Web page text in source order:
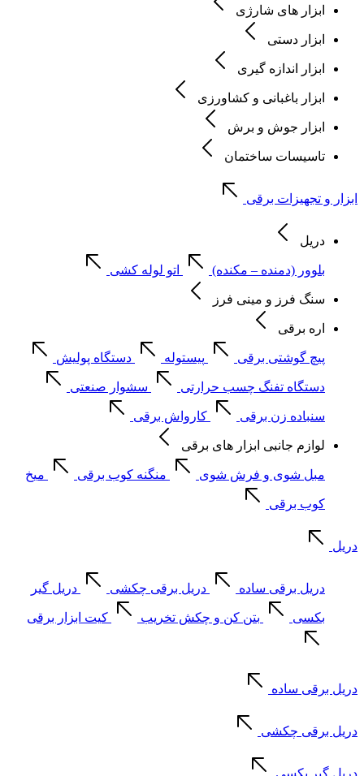
ابزار های شارژی
ابزار دستی
ابزار اندازه گیری
ابزار باغبانی و کشاورزی
ابزار جوش و برش
تاسیسات ساختمان
ابزار و تجهیزات برقی
دریل
بلوور (دمنده – مکنده) اتو لوله کشی
سنگ فرز و مینی فرز
اره برقی
پیچ گوشتی برقی پیستوله دستگاه پولیش
دستگاه تفنگ چسب حرارتی سشوار صنعتی
سنباده زن برقی کارواش برقی
لوازم جانبی ابزار های برقی
مبل شوی و فرش شوی منگنه کوب برقی میخ
کوب برقی
دریل
دریل برقی ساده دریل برقی چکشی دریل گیر
بکسی بتن کن و چکش تخریب کیت ابزار برقی
دریل برقی ساده
دریل برقی چکشی
دریل گیر بکسی